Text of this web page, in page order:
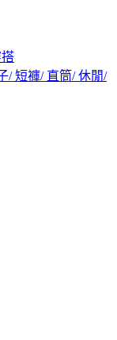
/ 短褲/ 直筒/ 休閒/